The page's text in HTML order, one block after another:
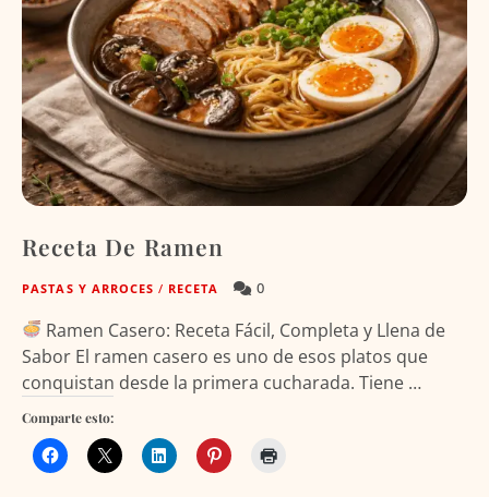
Receta De Ramen
PASTAS Y ARROCES / RECETA 0
Ramen Casero: Receta Fácil, Completa y Llena de
Sabor El ramen casero es uno de esos platos que
conquistan desde la primera cucharada. Tiene …
Comparte esto: